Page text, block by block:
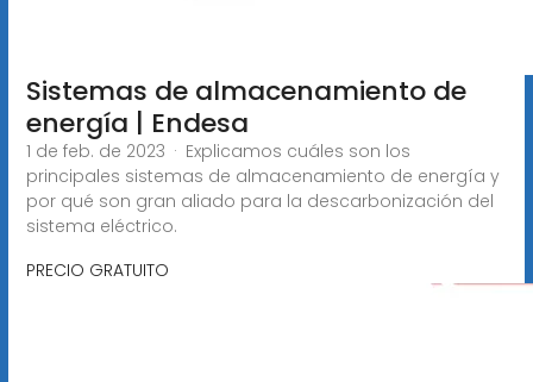
Sistemas de almacenamiento de
energía | Endesa
1 de feb. de 2023 · Explicamos cuáles son los
principales sistemas de almacenamiento de energía y
por qué son gran aliado para la descarbonización del
sistema eléctrico.
PRECIO GRATUITO